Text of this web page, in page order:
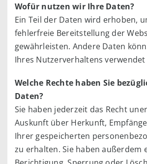
Wofür nutzen wir Ihre Daten?
Ein Teil der Daten wird erhoben,
fehlerfreie Bereitstellung der
gewährleisten. Andere Daten
Ihres Nutzerverhaltens verwendet
Welche Rechte haben Sie
Daten?
Sie haben jederzeit das Recht
Auskunft über Herkunft,
Ihrer gespeicherten
zu erhalten. Sie haben außerdem